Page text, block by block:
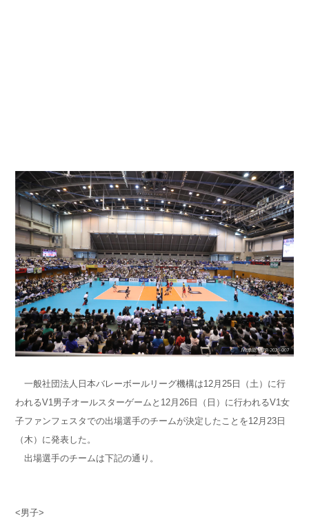
一般社団法人日本バレーボールリーグ機構は12月25日（土）に行
われるV1男子オールスターゲームと12月26日（日）に行われるV1女
子ファンフェスタでの出場選手のチームが決定したことを12月23日
（木）に発表した。
出場選手のチームは下記の通り。
<男子>